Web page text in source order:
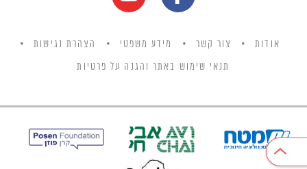
אודות צור קשר מידע משפטי הצהרת נגישות
תנאי שימוש באתר והגנה על פרטיות